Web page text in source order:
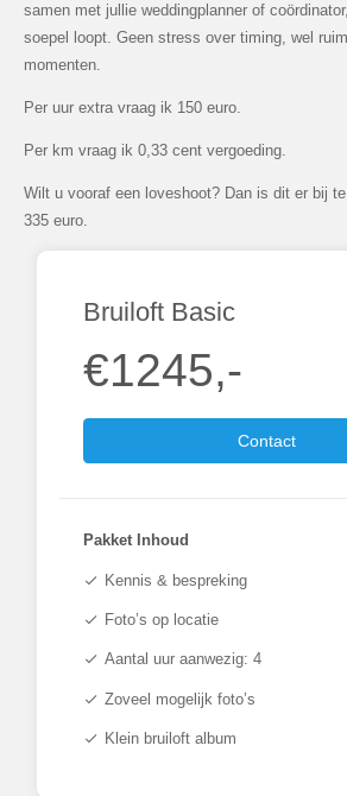
samen met jullie weddingplanner of
soepel loopt. Geen stress over timing, wel
momenten.
Per uur extra vraag ik 150 euro.
Per km vraag ik 0,33 cent vergoeding.
Wilt u vooraf een loveshoot? Dan is dit er bij
335 euro.
Bruiloft Basic
€1245,-
Contact
Pakket Inhoud
check Kennis & bespreking
check Foto’s op locatie
check Aantal uur aanwezig: 4
check Zoveel mogelijk foto’s
check Klein bruiloft album